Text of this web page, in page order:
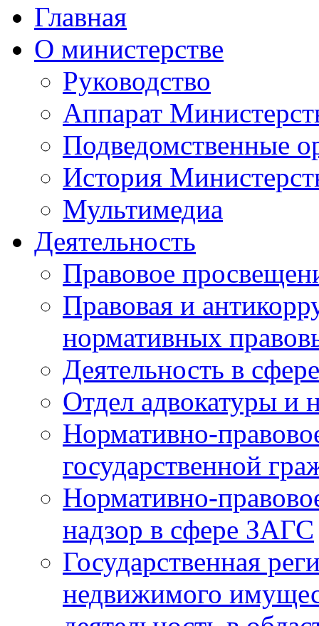
Главная
О министерстве
Руководство
Аппарат
Подведомственные
История
Мультимедиа
Деятельность
Правовое
Правовая и
нормативных
Деятельность в
Отдел адвокатуры и
Нормативно-
государственной
Нормативно-
надзор в сфере ЗАГС
Государственная
недвижимого